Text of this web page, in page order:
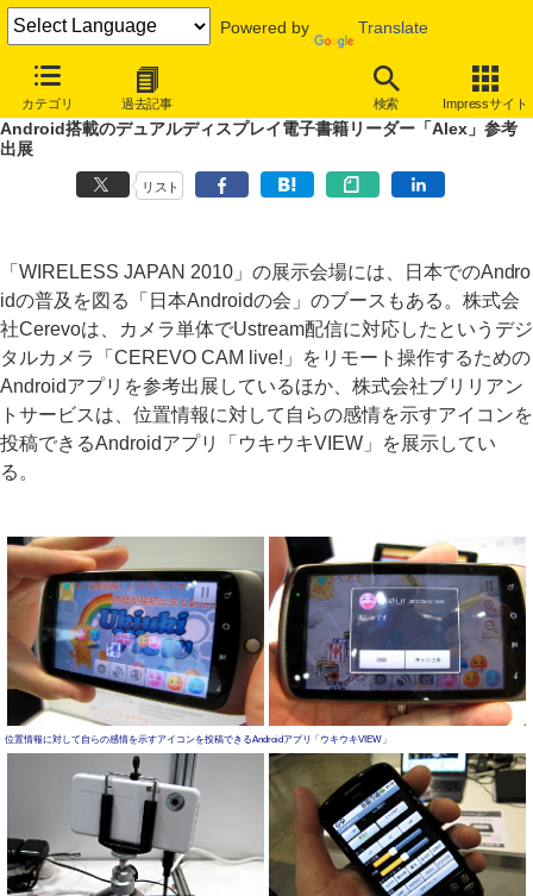
Powered by Translate
カテゴリ 過去記事 検索 Impressサイト
INTERNET Watch イベント WIRELESS JAPAN
2010
Android搭載のデュアルディスプレイ電子書籍リーダー「Alex」参考
出展
リスト
「WIRELESS JAPAN 2010」の展示会場には、日本でのAndro
idの普及を図る「日本Androidの会」のブースもある。株式会
社Cerevoは、カメラ単体でUstream配信に対応したというデジ
タルカメラ「CEREVO CAM live!」をリモート操作するための
Androidアプリを参考出展しているほか、株式会社ブリリアン
トサービスは、位置情報に対して自らの感情を示すアイコンを
投稿できるAndroidアプリ「ウキウキVIEW」を展示してい
る。
位置情報に対して自らの感情を示すアイコンを投稿できるAndroidアプリ「ウキウキVIEW」